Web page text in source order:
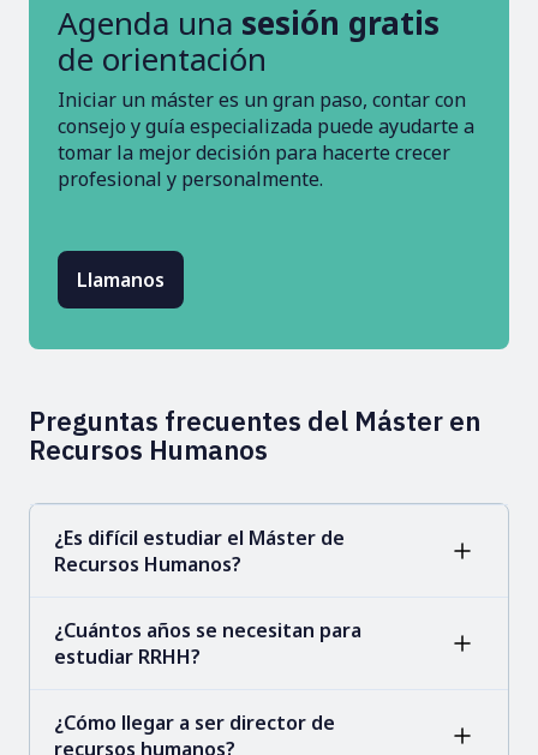
Agenda una sesión gratis
de orientación
Iniciar un máster es un gran paso, contar con
consejo y guía especializada puede ayudarte a
tomar la mejor decisión para hacerte crecer
profesional y personalmente.
Llamanos
Preguntas frecuentes del Máster en
Recursos Humanos
¿Es difícil estudiar el Máster de
Recursos Humanos?
¿Cuántos años se necesitan para
estudiar RRHH?
¿Cómo llegar a ser director de
recursos humanos?